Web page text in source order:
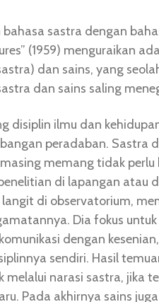
sastra dengan
(1959) menguraikan
dan sains, yang
dan sains saling
disiplin ilmu dan
peradaban. Sastra
memang tidak perlu
di lapangan atau
di observatorium,
Dia fokus
dengan
sendiri. Hasil
melalui narasi sastra, jika
Pada akhirnya sains